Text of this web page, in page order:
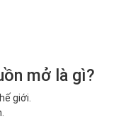
mở là gì?
giới.